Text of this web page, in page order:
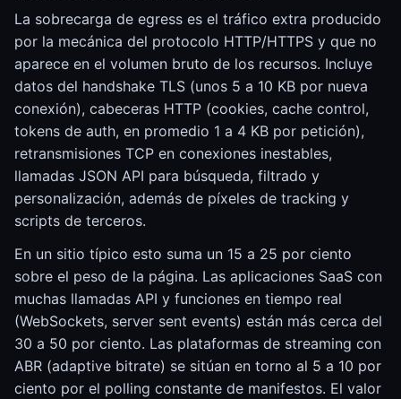
La sobrecarga de egress es el tráfico extra producido
por la mecánica del protocolo HTTP/HTTPS y que no
aparece en el volumen bruto de los recursos. Incluye
datos del handshake TLS (unos 5 a 10 KB por nueva
conexión), cabeceras HTTP (cookies, cache control,
tokens de auth, en promedio 1 a 4 KB por petición),
retransmisiones TCP en conexiones inestables,
llamadas JSON API para búsqueda, filtrado y
personalización, además de píxeles de tracking y
scripts de terceros.
En un sitio típico esto suma un 15 a 25 por ciento
sobre el peso de la página. Las aplicaciones SaaS con
muchas llamadas API y funciones en tiempo real
(WebSockets, server sent events) están más cerca del
30 a 50 por ciento. Las plataformas de streaming con
ABR (adaptive bitrate) se sitúan en torno al 5 a 10 por
ciento por el polling constante de manifestos. El valor